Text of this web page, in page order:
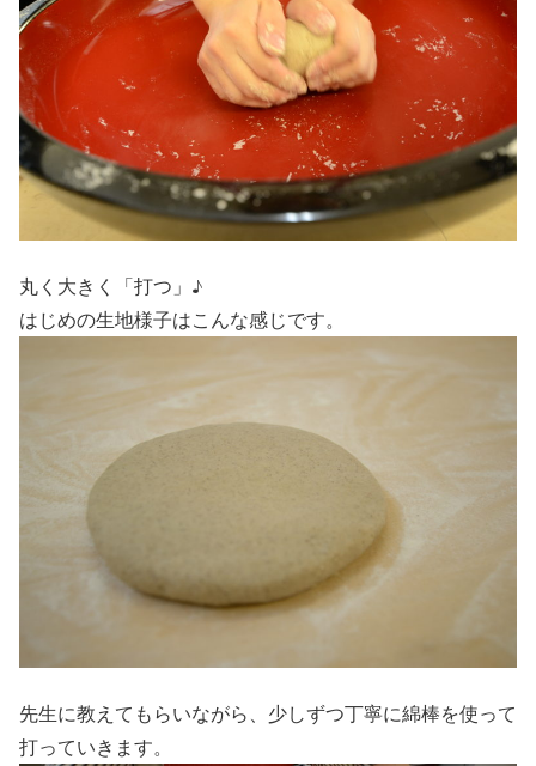
丸く大きく「打つ」♪
はじめの生地様子はこんな感じです。
先生に教えてもらいながら、少しずつ丁寧に綿棒を使って
打っていきます。